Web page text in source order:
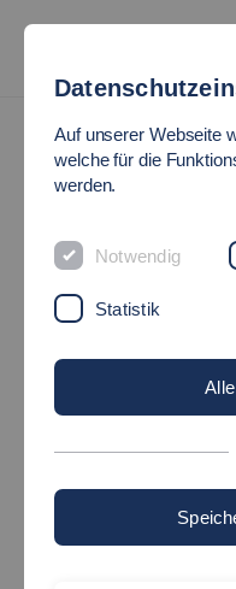
Auf unserer Webseite
welche für die
werden.
Notwendig
Statistik